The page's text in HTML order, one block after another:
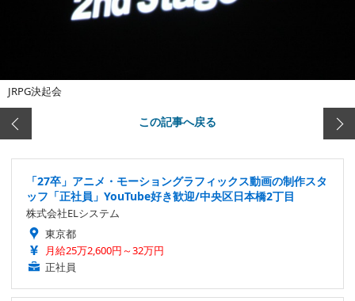
JRPG決起会
この記事へ戻る
「27卒」アニメ・モーショングラフィックス動画の制作スタ
ッフ「正社員」YouTube好き歓迎/中央区日本橋2丁目
株式会社ELシステム
東京都
月給25万2,600円～32万円
正社員